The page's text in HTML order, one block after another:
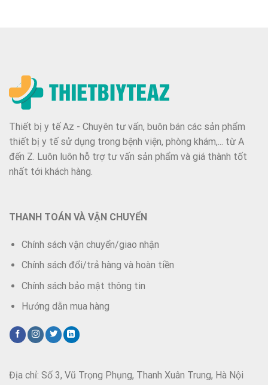
Thiết bị y tế Az - Chuyên tư vấn, buôn bán các sản phẩm
thiết bị y tế sử dụng trong bệnh viện, phòng khám,... từ A
đến Z. Luôn luôn hỗ trợ tư vấn sản phẩm và giá thành tốt
nhất tới khách hàng.
Địa chỉ: Số 3, Vũ Trọng Phụng, Thanh Xuân Trung, Hà Nội
THANH TOÁN VÀ VẬN CHUYỂN
Chính sách vận chuyển/giao nhận
Chính sách đổi/trả hàng và hoàn tiền
Chính sách bảo mật thông tin
Hướng dẫn mua hàng